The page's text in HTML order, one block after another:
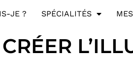
JE ? SPÉCIALITÉS